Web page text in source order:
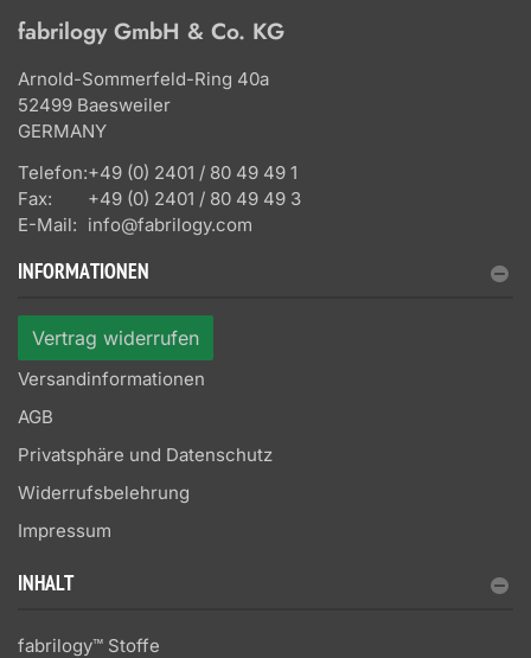
fabrilogy GmbH & Co. KG
Arnold-Sommerfeld-Ring 40a
52499 Baesweiler
GERMANY
Telefon:+49 (0) 2401 / 80 49 49 1
Fax:
+49 (0) 2401 / 80 49 49 3
E-Mail: info@fabrilogy.com
INFORMATIONEN
Vertrag widerrufen
Versandinformationen
AGB
Privatsphäre und Datenschutz
Widerrufsbelehrung
Impressum
INHALT
fabrilogy™ Stoffe